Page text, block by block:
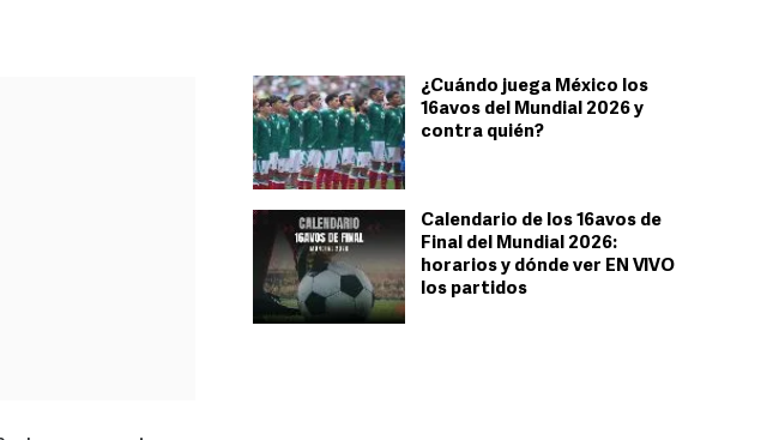
¿Cuándo juega México los
16avos del Mundial 2026 y
contra quién?
Calendario de los 16avos de
Final del Mundial 2026:
horarios y dónde ver EN VIVO
los partidos